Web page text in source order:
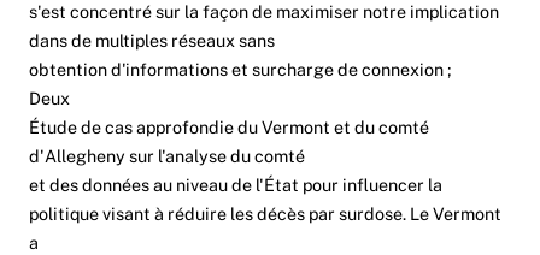
s'est concentré sur la façon de maximiser notre implication
dans de multiples réseaux sans
obtention d'informations et surcharge de connexion ;
Deux
Étude de cas approfondie du Vermont et du comté
d'Allegheny sur l'analyse du comté
et des données au niveau de l'État pour influencer la
politique visant à réduire les décès par surdose. Le Vermont
a